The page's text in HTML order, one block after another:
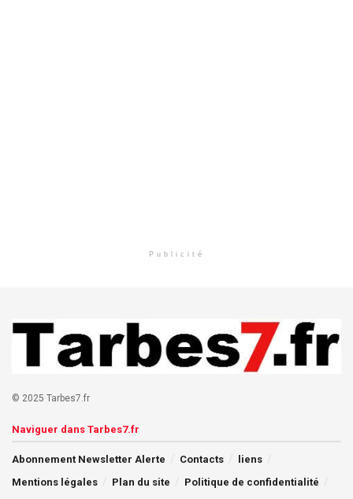
Publicité
© 2025 Tarbes7.fr
Naviguer dans Tarbes7.fr
Abonnement Newsletter Alerte Contacts
liens
Mentions légales
Plan du site Politique de confidentialité